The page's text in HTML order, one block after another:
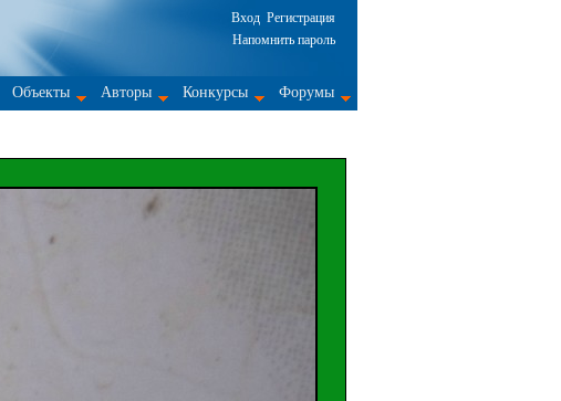
Вход Регистрация
Напомнить пароль
Объекты Авторы Конкурсы Форумы